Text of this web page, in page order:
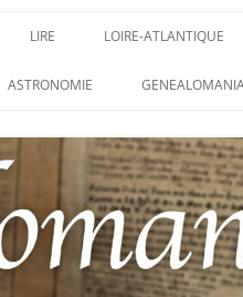
LIRE
LIRE
LOIRE-ATLANTIQUE
LES ENFANTS DU
CARRÉ MILITAIRE
CLION-SUR-MER
LES SOLDATS
N°65 – LE CLION-
ASTRONOMIE